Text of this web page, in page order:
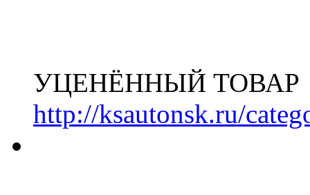
УЦЕНЁННЫЙ ТОВАР
http://ksautonsk.ru/